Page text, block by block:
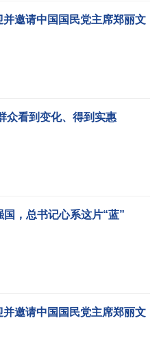
邀请中国国民党主席郑丽文
众看到变化、得到实惠
国，总书记心系这片“蓝”
邀请中国国民党主席郑丽文